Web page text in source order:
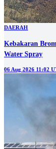
DAERAH
Kebakaran
Water Spray
06 Aug 2026 11:02